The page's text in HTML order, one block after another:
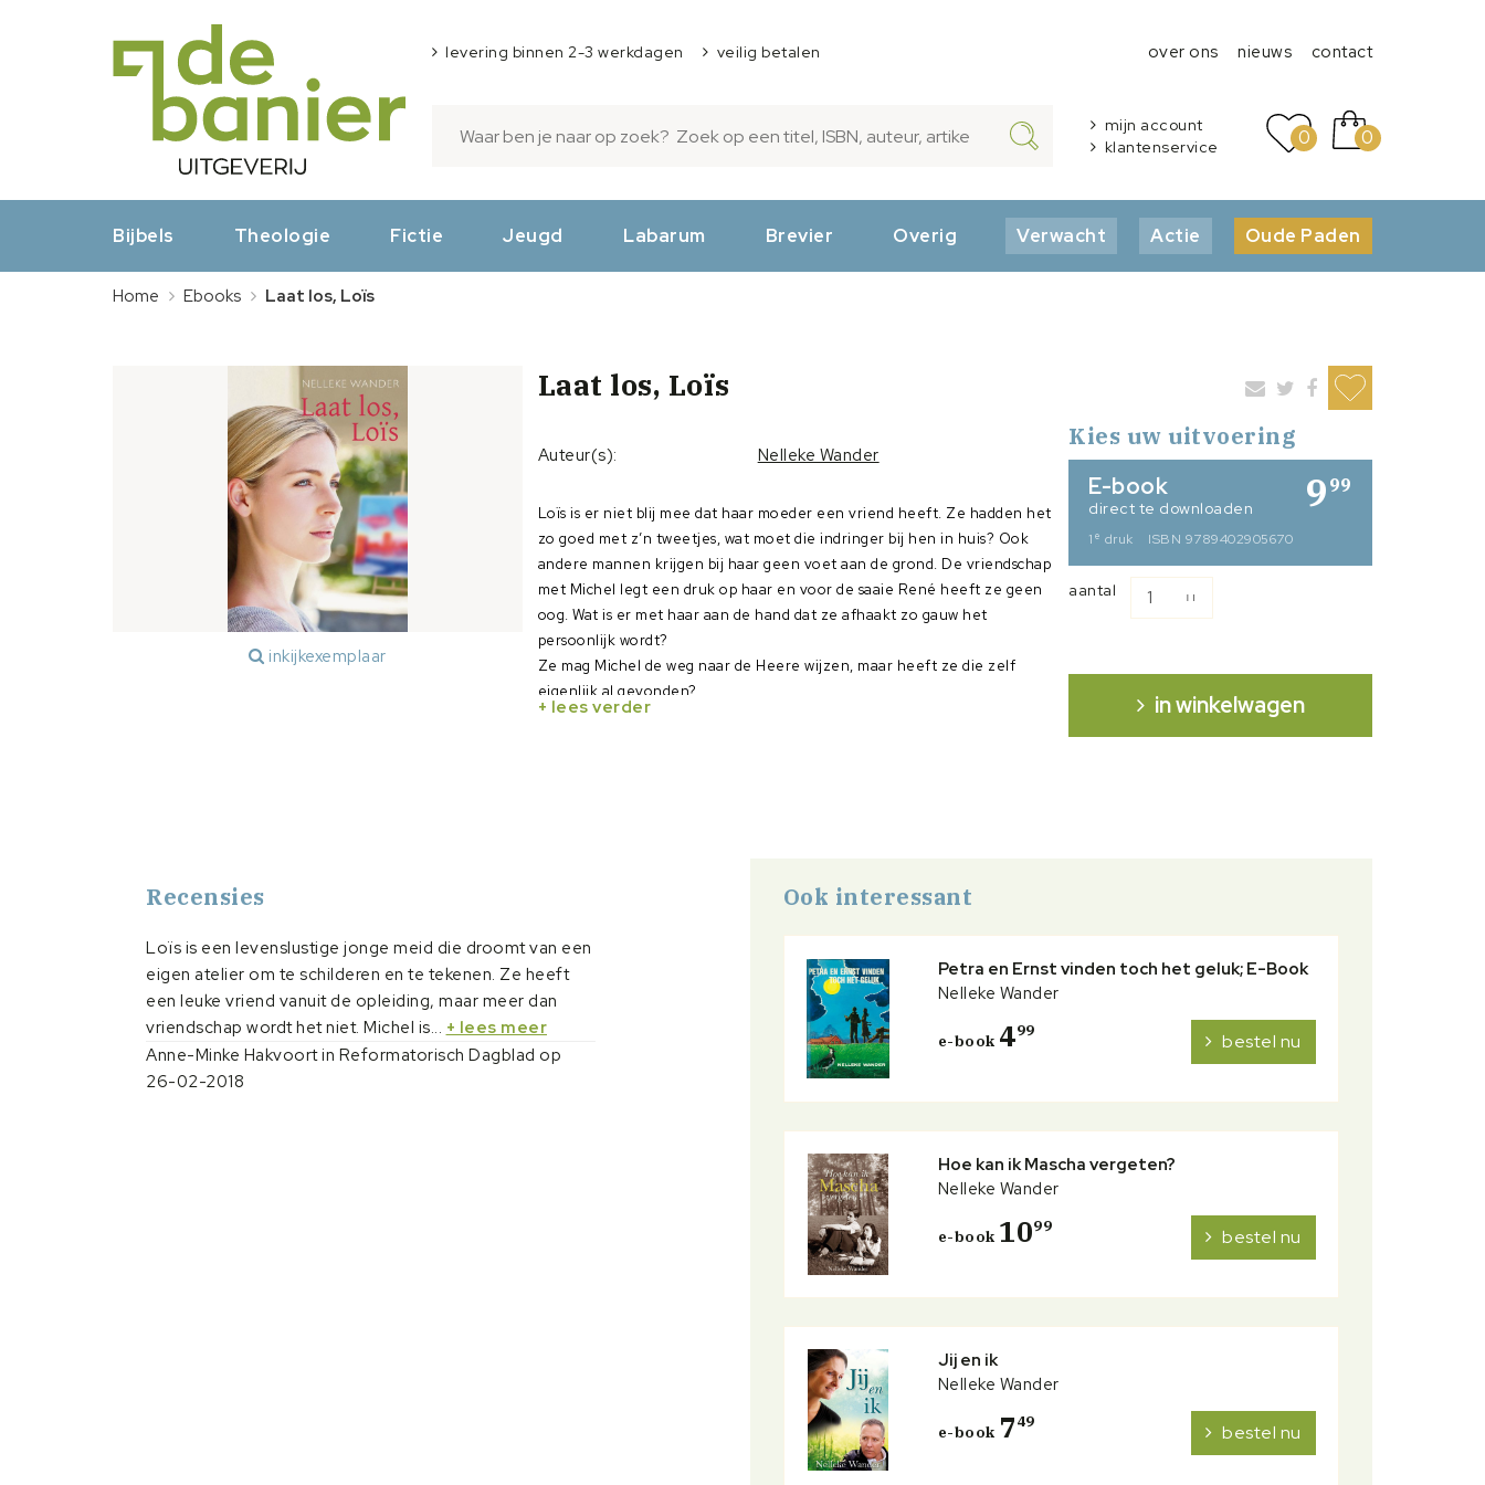
levering binnen 2-3 werkdagen veilig betalen over ons nieuws contact
mijn account
klantenservice
0 0
Bijbels Theologie Fictie Jeugd Labarum Brevier Overig Verwacht Actie Oude Paden
Home Ebooks Laat los, Loïs
inkijkexemplaar
Laat los, Loïs
Auteur(s): Nelleke Wander
Loïs is er niet blij mee dat haar moeder een vriend heeft. Ze hadden het
zo goed met z’n tweetjes, wat moet die indringer bij hen in huis? Ook
andere mannen krijgen bij haar geen voet aan de grond. De vriendschap
met Michel legt een druk op haar en voor de saaie René heeft ze geen
oog. Wat is er met haar aan de hand dat ze afhaakt zo gauw het
persoonlijk wordt?
Ze mag Michel de weg naar de Heere wijzen, maar heeft ze die zelf
eigenlijk al gevonden?
Loïs gaat door een diep dal voor ze haar angst kan loslaten en weer wat
+ lees verder
Kies uw uitvoering
9 99
E-book
direct te downloaden
1 e druk ISBN 9789402905670
aantal
in winkelwagen
Recensies
Loïs is een levenslustige jonge meid die droomt van een
eigen atelier om te schilderen en te tekenen. Ze heeft
een leuke vriend vanuit de opleiding, maar meer dan
vriendschap wordt het niet. Michel is... + lees meer
Anne-Minke Hakvoort in Reformatorisch Dagblad op
26-02-2018
Ook interessant
Petra en Ernst vinden toch het geluk; E-Book
Nelleke Wander
e-book 499 bestel nu
Hoe kan ik Mascha vergeten?
Nelleke Wander
e-book 1099 bestel nu
Jij en ik
Nelleke Wander
e-book 749 bestel nu